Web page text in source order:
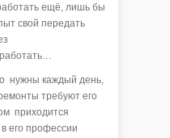
ещё, лишь бы
свой передать
нужны каждый день,
требуют его
приходится
его профессии